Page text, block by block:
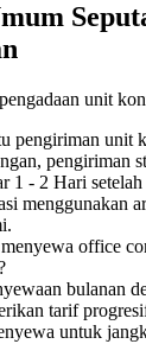
unit
pengiriman unit
pengiriman
1 - 2 Hari setelah
menggunakan
office
bulanan
tarif
untuk